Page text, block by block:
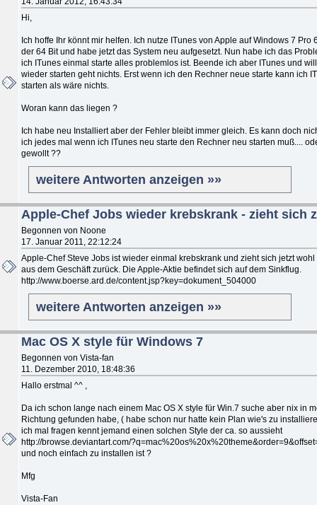
Hi,
Ich hoffe Ihr könnt mir helfen. Ich nutze ITunes von Apple auf Windows 7 Pro
der 64 Bit und habe jetzt das System neu aufgesetzt. Nun habe ich das
ich ITunes einmal starte alles problemlos ist. Beende ich aber ITunes und
wieder starten geht nichts. Erst wenn ich den Rechner neue starte kann ich
starten als wäre nichts.
Woran kann das liegen ?
Ich habe neu Installiert aber der Fehler bleibt immer gleich. Es kann doch
ich jedes mal wenn ich ITunes neu starte den Rechner neu starten muß....
gewollt ??
weitere Antworten anzeigen »»
Apple-Chef Jobs wieder krebskrank - zieht sich
Begonnen von Noone
17. Januar 2011, 22:12:24
Apple-Chef Steve Jobs ist wieder einmal krebskrank und zieht sich jetzt
aus dem Geschäft zurück. Die Apple-Aktie befindet sich auf dem Sinkflug.
http://www.boerse.ard.de/content.jsp?key=dokument_504000
weitere Antworten anzeigen »»
Mac OS X style für Windows 7
Begonnen von Vista-fan
11. Dezember 2010, 18:48:36
Hallo erstmal ^^ ,
Da ich schon lange nach einem Mac OS X style für Win.7 suche aber nix in
Richtung gefunden habe, ( habe schon nur hatte kein Plan wie's zu
ich mal fragen kennt jemand einen solchen Style der ca. so aussieht
http://browse.deviantart.com/
und noch einfach zu installen ist ?
Mfg
Vista-Fan